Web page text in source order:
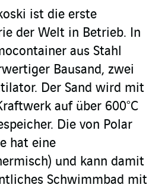
ist die erste
der Welt in Betrieb. In
aus Stahl
Bausand, zwei
Der Sand wird mit
auf über 600°C
Die von Polar
hat eine
und kann damit
Schwimmbad mit